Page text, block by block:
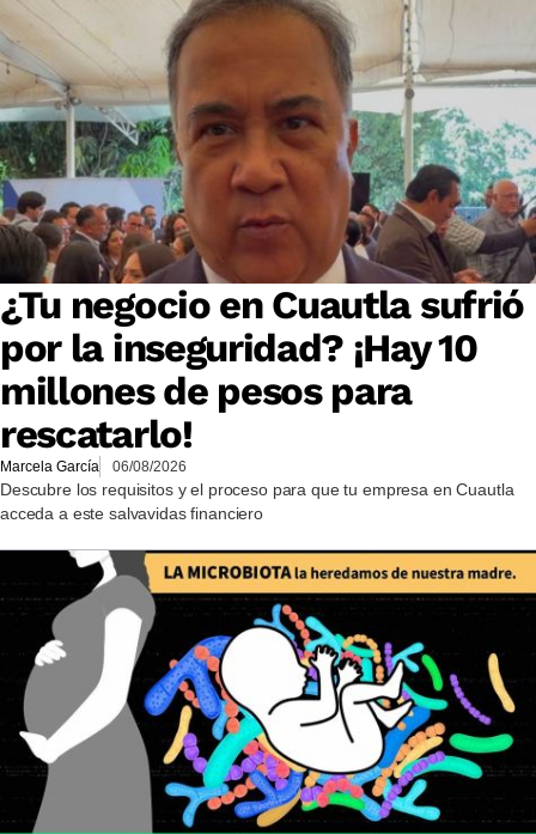
¿Tu negocio en Cuautla sufrió
por la inseguridad? ¡Hay 10
millones de pesos para
rescatarlo!
Marcela García 06/08/2026
Descubre los requisitos y el proceso para que tu empresa en Cuautla
acceda a este salvavidas financiero